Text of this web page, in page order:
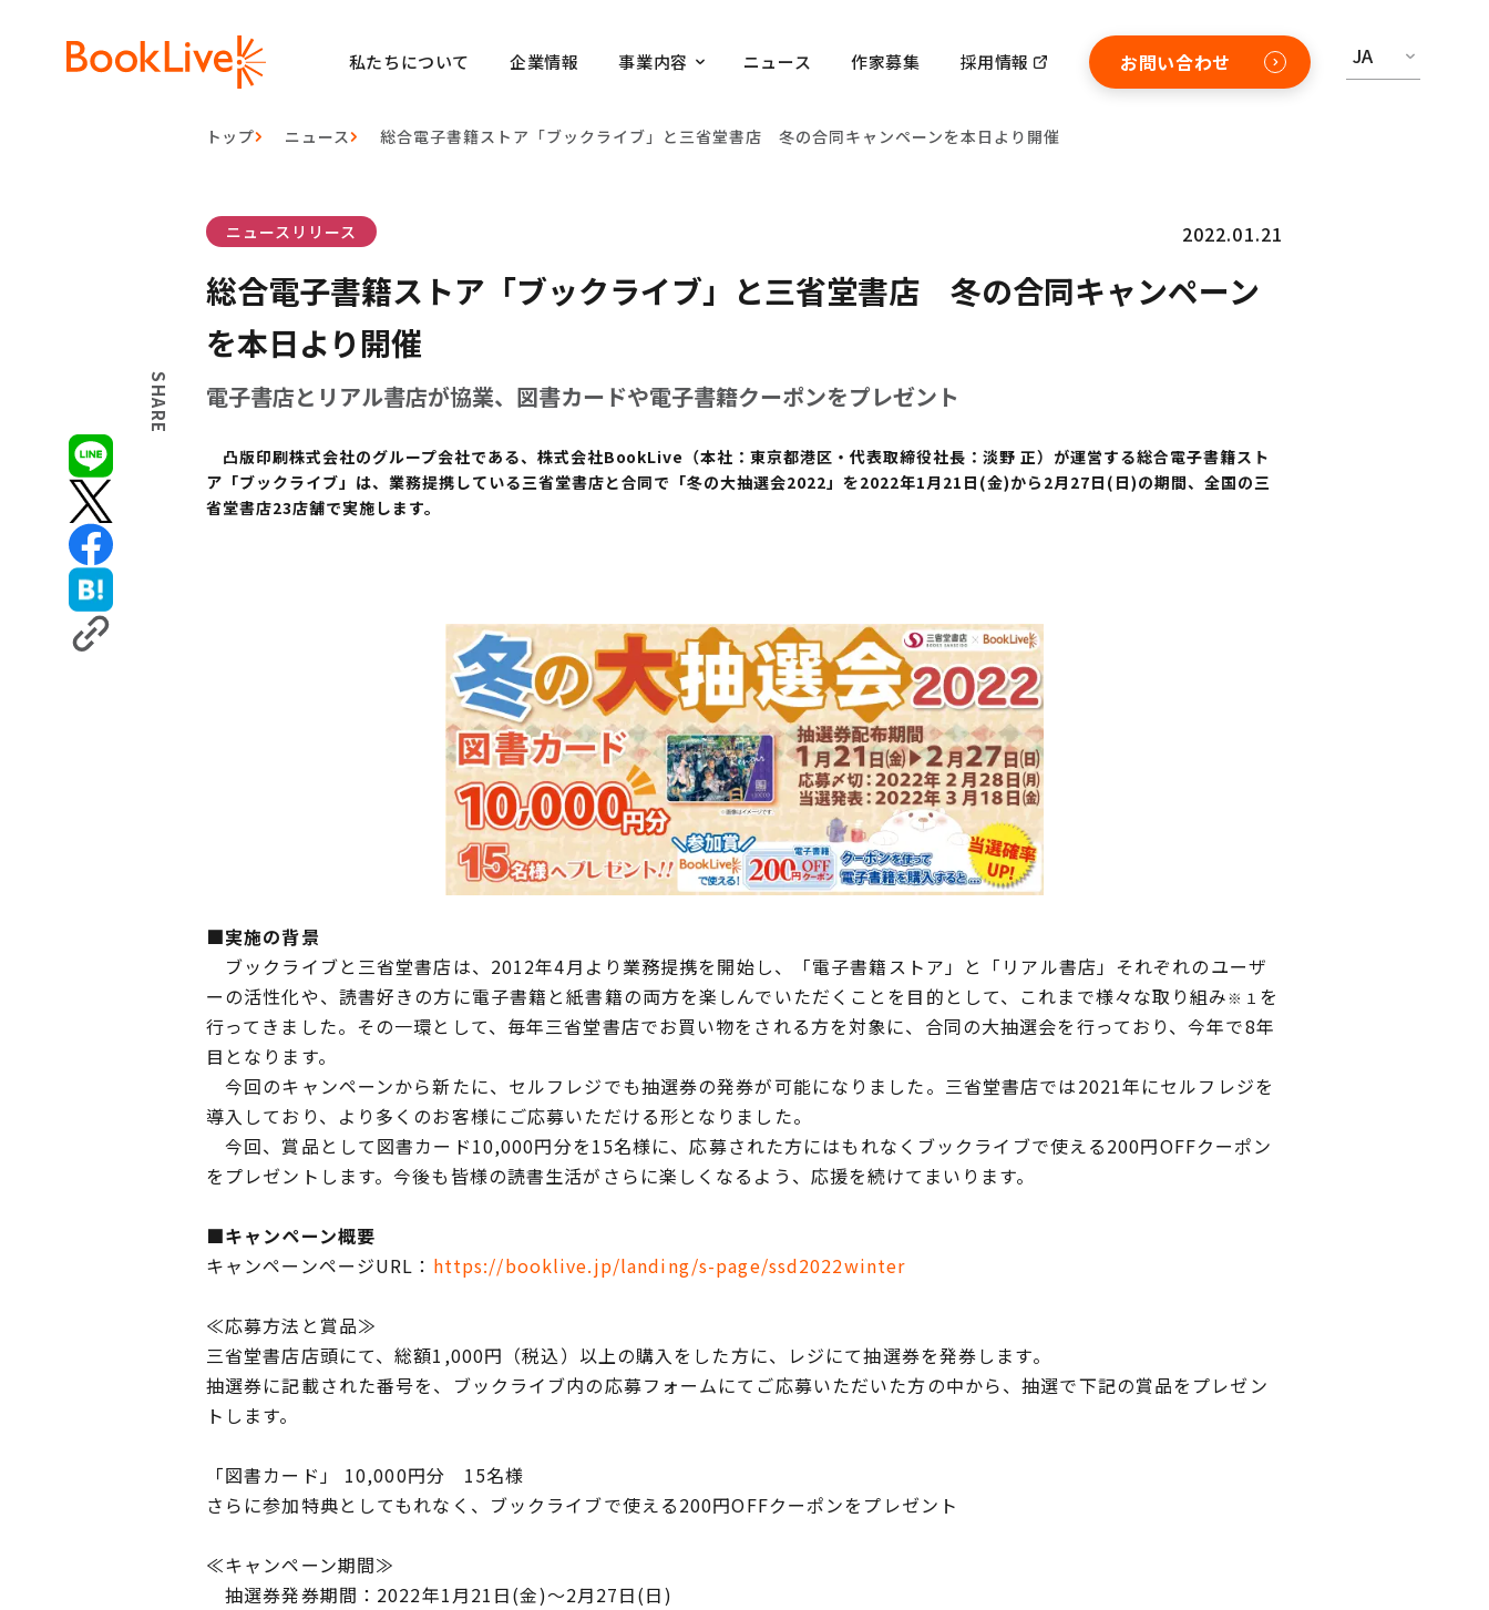
私たちについて 企業情報 事業内容 ニュース 作家募集 採用情報 お問い合わせ JA
トップ ニュース 総合電子書籍ストア「ブックライブ」と三省堂書店 冬の合同キャンペーンを本日より開催
SHARE
ニュースリリース 2022.01.21
総合電子書籍ストア「ブックライブ」と三省堂書店 冬の合同キャンペーン
を本日より開催
電子書店とリアル書店が協業、図書カードや電子書籍クーポンをプレゼント
凸版印刷株式会社のグループ会社である、株式会社BookLive（本社：東京都港区・代表取締役社長：淡野 正）が運営する総合電子書籍スト
ア「ブックライブ」は、業務提携している三省堂書店と合同で「冬の大抽選会2022」を2022年1月21日(金)から2月27日(日)の期間、全国の三
省堂書店23店舗で実施します。
■実施の背景
ブックライブと三省堂書店は、2012年4月より業務提携を開始し、「電子書籍ストア」と「リアル書店」それぞれのユーザ
ーの活性化や、読書好きの方に電子書籍と紙書籍の両方を楽しんでいただくことを目的として、これまで様々な取り組み ※１ を
行ってきました。その一環として、毎年三省堂書店でお買い物をされる方を対象に、合同の大抽選会を行っており、今年で8年
目となります。
今回のキャンペーンから新たに、セルフレジでも抽選券の発券が可能になりました。三省堂書店では2021年にセルフレジを
導入しており、より多くのお客様にご応募いただける形となりました。
今回、賞品として図書カード10,000円分を15名様に、応募された方にはもれなくブックライブで使える200円OFFクーポン
をプレゼントします。今後も皆様の読書生活がさらに楽しくなるよう、応援を続けてまいります。
■キャンペーン概要
キャンペーンページURL： https://booklive.jp/landing/s-page/ssd2022winter
≪応募方法と賞品≫
三省堂書店店頭にて、総額1,000円（税込）以上の購入をした方に、レジにて抽選券を発券します。
抽選券に記載された番号を、ブックライブ内の応募フォームにてご応募いただいた方の中から、抽選で下記の賞品をプレゼン
トします。
「図書カード」 10,000円分 15名様
さらに参加特典としてもれなく、ブックライブで使える200円OFFクーポンをプレゼント
≪キャンペーン期間≫
抽選券発券期間：2022年1月21日(金)～2月27日(日)